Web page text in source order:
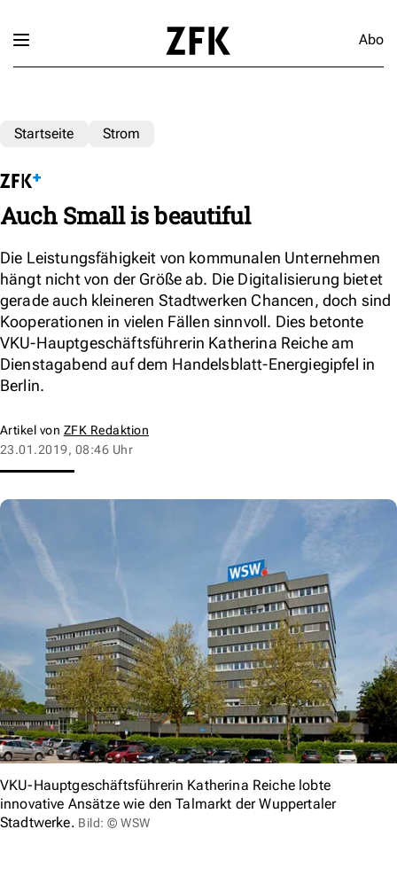
Abo
Startseite Strom
Auch Small is beautiful
Die Leistungsfähigkeit von kommunalen Unternehmen
hängt nicht von der Größe ab. Die Digitalisierung bietet
gerade auch kleineren Stadtwerken Chancen, doch sind
Kooperationen in vielen Fällen sinnvoll. Dies betonte
VKU-Hauptgeschäftsführerin Katherina Reiche am
Dienstagabend auf dem Handelsblatt-Energiegipfel in
Berlin.
Artikel von ZFK Redaktion
23.01.2019, 08:46 Uhr
VKU-Hauptgeschäftsführerin Katherina Reiche lobte
innovative Ansätze wie den Talmarkt der Wuppertaler
Stadtwerke. Bild: © WSW